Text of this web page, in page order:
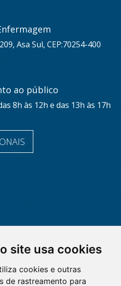
site usa cookies
cookies e outras
de rastreamento para
Asa Sul, CEP:70254-400
ao público
8h às 12h e das 13h às 17h